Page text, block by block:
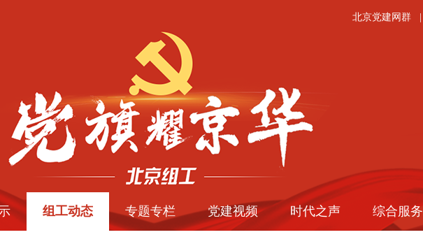
北京党建网群
组工动态 专题专栏 党建视频 时代之声 综合服务